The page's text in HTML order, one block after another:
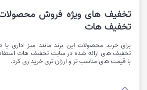
تخفیف های ویژه فروش
تخفیف هات
برای خرید محصولات این برند مانند میز اداری
تخفیف های ارائه شده در سایت تخفیف هات
با قیمت های مناسب تر و ارزان تری خریداری کرد.